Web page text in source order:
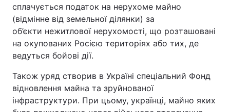
сплачується податок на нерухоме майно
(відмінне від земельної ділянки) за
об’єкти нежитлової нерухомості, що розташовані
на окупованих Росією територіях або тих, де
ведуться бойові дії.
Також уряд створив в Україні спеціальний Фонд
відновлення майна та зруйнованої
інфраструктури. При цьому, українці, майно яких